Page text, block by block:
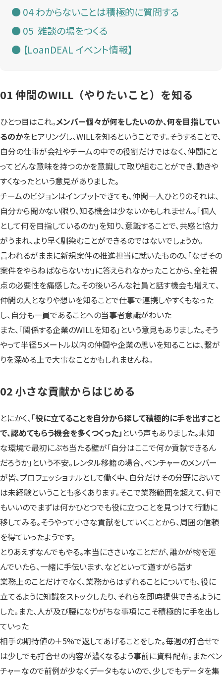
04 わからないことは積極的に質問する
05 雑談の場をつくる
【LoanDEAL イベント情報】
01 仲間のWILL（やりたいこと）を知る
ひとつ目はこれ。メンバー個々が何をしたいのか、何を目指してい
るのかをヒアリングし、WILLを知るということです。そうすることで、
自分の仕事が会社やチームの中での役割だけではなく、仲間にと
ってどんな意味を持つのかを意識して取り組むことができ、動きや
すくなったという意見がありました。
チームのビジョンはインプットできても、仲間一人ひとりのそれは、
自分から聞かない限り、知る機会は少ないかもしれません。「個人
として何を目指しているのか」を知り、意識することで、共感と協力
がうまれ、より早く馴染むことができるのではないでしょうか。
言われるがままに新規案件の推進担当に就いたものの、「なぜその
案件をやらねばならないか」に答えられなかったことから、全社視
点の必要性を痛感した。その後いろんな社員と話す機会も増えて、
仲間の人となりや想いを知ることで仕事で連携しやすくもなった
し、自分も一員であることへの当事者意識がわいた
また、「関係する企業のWILLを知る」という意見もありました。そう
やって半径５メートル以内の仲間や企業の思いを知ることは、繋が
りを深める上で大事なことかもしれませんね。
02 小さな貢献からはじめる
とにかく、 「役に立てることを自分から探して積極的に手を出すこと
で、認めてもらう機会を多くつくった」 という声もありました。未知
な環境で最初にぶち当たる壁が「自分はここで何か貢献できるん
だろうか」という不安。レンタル移籍の場合、ベンチャーのメンバー
が皆、プロフェッショナルとして働く中、自分だけその分野において
は未経験ということも多くあります。そこで業務範囲を超えて、何で
もいいのでまずは何かひとつでも役に立つことを見つけて行動に
移してみる。そうやって小さな貢献をしていくことから、周囲の信頼
を得ていったようです。
とりあえずなんでもやる。本当にささいなことだが、誰かが物を運
んでいたら、一緒に手伝います、などといって道すがら話す
業務上のことだけでなく、業務からはずれることについても、役に
立てるように知識をストックしたり、それらを即時提供できるように
した。また、人が及び腰になりがちな事項にこそ積極的に手を出し
ていった
相手の期待値の＋5%で返してあげることをした。毎週の打合せで
は少しでも打合せの内容が濃くなるよう事前に資料配布。またベン
チャーなので前例が少なくデータもないので、少しでもデータを集